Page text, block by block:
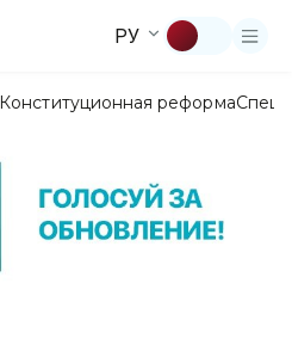
РУ
Конституционная реформа